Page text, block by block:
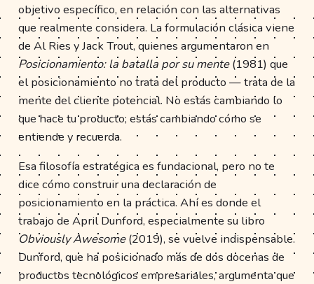
objetivo específico, en relación con las alternativas
que realmente considera. La formulación clásica viene
de Al Ries y Jack Trout, quienes argumentaron en
Posicionamiento: la batalla por su mente(1981) que
el posicionamiento no trata del producto — trata de la
mente del cliente potencial. No estás cambiando lo
que hace tu producto; estás cambiando cómo se
entiende y recuerda.
Esa filosofía estratégica es fundacional, pero no te
dice cómo construir una declaración de
posicionamiento en la práctica. Ahí es donde el
trabajo de April Dunford, especialmente su libro
Obviously Awesome(2019), se vuelve indispensable.
Dunford, que ha posicionado más de dos docenas de
productos tecnológicos empresariales, argumenta que